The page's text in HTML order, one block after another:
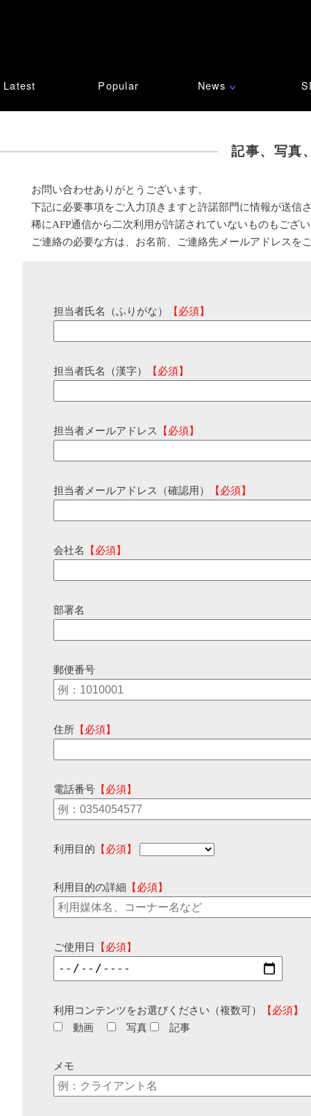
Latest Popular News ∨
記事、写真
お問い合わせありがとうございます。
下記に必要事項をご入力頂きますと許諾部門に情報が送信
稀にAFP通信から二次利用が許諾されていないものもござ
ご連絡の必要な方は、お名前、ご連絡先メールアドレスを
担当者氏名（ふりがな） 【必須】
担当者氏名（漢字） 【必須】
担当者メールアドレス 【必須】
担当者メールアドレス（確認用） 【必須】
会社名 【必須】
部署名
郵便番号
住所 【必須】
電話番号 【必須】
利用目的 【必須】
利用目的の詳細 【必須】
ご使用日 【必須】
利用コンテンツをお選びください（複数可）
【必須】
動画
写真 記事
メモ